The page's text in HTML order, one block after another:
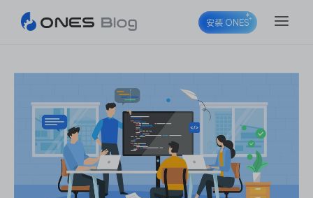
ONES Project
ONES Wiki
安装 ONES